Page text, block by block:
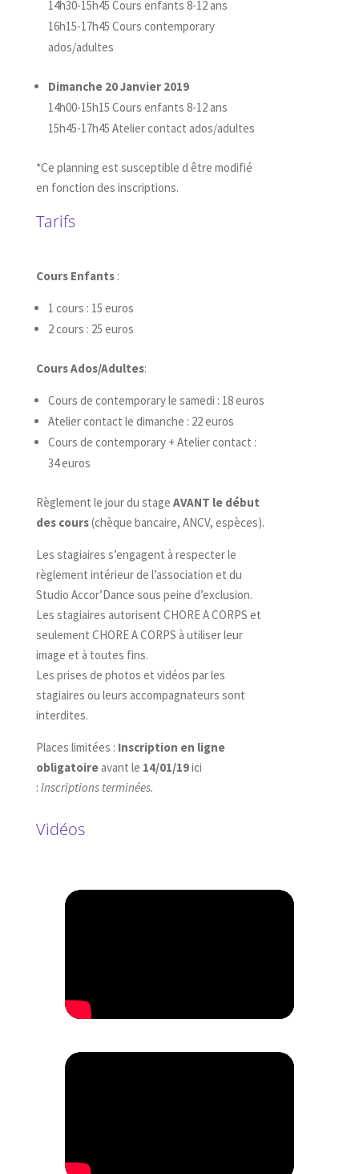
14h30-15h45 Cours enfants 8-12 ans
16h15-17h45 Cours contemporary
ados/adultes
Dimanche 20 Janvier 2019
14h00-15h15 Cours enfants 8-12 ans
15h45-17h45 Atelier contact ados/adultes
*Ce planning est susceptible d être modifié
en fonction des inscriptions.
Tarifs
Cours Enfants:
1 cours : 15 euros
2 cours : 25 euros
Cours Ados/Adultes:
Cours de contemporary le samedi : 18 euros
Atelier contact le dimanche : 22 euros
Cours de contemporary + Atelier contact :
34 euros
Règlement le jour du stage AVANT le début
des cours(chèque bancaire, ANCV, espèces).
Les stagiaires s’engagent à respecter le
règlement intérieur de l’association et du
Studio Accor’Dance sous peine d’exclusion.
Les stagiaires autorisent CHORE A CORPS et
seulement CHORE A CORPS à utiliser leur
image et à toutes fins.
Les prises de photos et vidéos par les
stagiaires ou leurs accompagnateurs sont
interdites.
Places limitées : Inscription en ligne
obligatoireavant le 14/01/19ici
: Inscriptions terminées.
Vidéos